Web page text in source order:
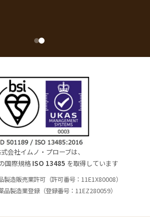
会社イムノ・プローブは、
国際規格 ISO 13485 を取得しています
製造販売業許可（許可番号：11E1X80008）
品製造業登録（登録番号：11EZ280059）